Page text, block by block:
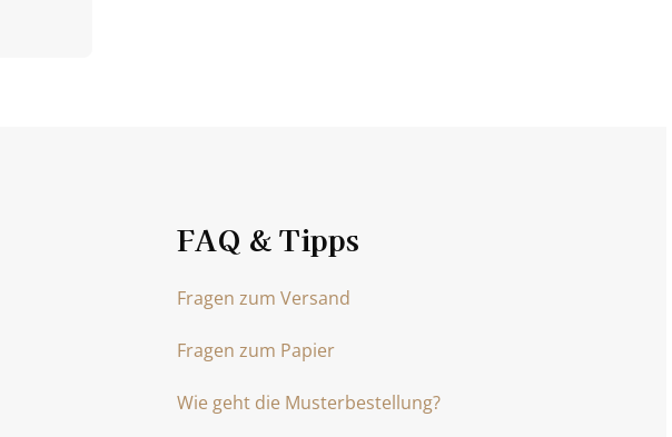
FAQ & Tipps
Fragen zum Versand
Fragen zum Papier
Wie geht die Musterbestellung?